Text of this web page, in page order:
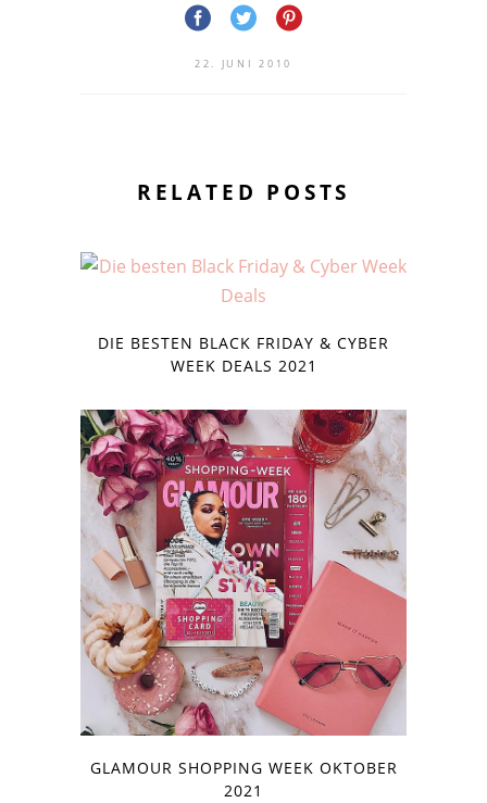
22. JUNI 2010
RELATED POSTS
DIE BESTEN BLACK FRIDAY & CYBER
WEEK DEALS 2021
GLAMOUR SHOPPING WEEK OKTOBER
2021